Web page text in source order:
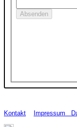
Kontakt Impressum